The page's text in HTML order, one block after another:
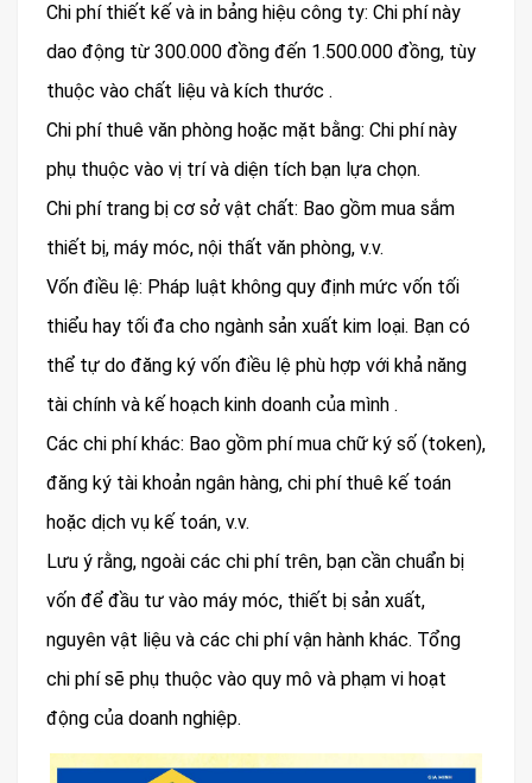
Chi phí thiết kế và in bảng hiệu công ty: Chi phí này
dao động từ 300.000 đồng đến 1.500.000 đồng, tùy
thuộc vào chất liệu và kích thước .
Chi phí thuê văn phòng hoặc mặt bằng: Chi phí này
phụ thuộc vào vị trí và diện tích bạn lựa chọn.
Chi phí trang bị cơ sở vật chất: Bao gồm mua sắm
thiết bị, máy móc, nội thất văn phòng, v.v.
Vốn điều lệ: Pháp luật không quy định mức vốn tối
thiểu hay tối đa cho ngành sản xuất kim loại. Bạn có
thể tự do đăng ký vốn điều lệ phù hợp với khả năng
tài chính và kế hoạch kinh doanh của mình .
Các chi phí khác: Bao gồm phí mua chữ ký số (token),
đăng ký tài khoản ngân hàng, chi phí thuê kế toán
hoặc dịch vụ kế toán, v.v.
Lưu ý rằng, ngoài các chi phí trên, bạn cần chuẩn bị
vốn để đầu tư vào máy móc, thiết bị sản xuất,
nguyên vật liệu và các chi phí vận hành khác. Tổng
chi phí sẽ phụ thuộc vào quy mô và phạm vi hoạt
động của doanh nghiệp.